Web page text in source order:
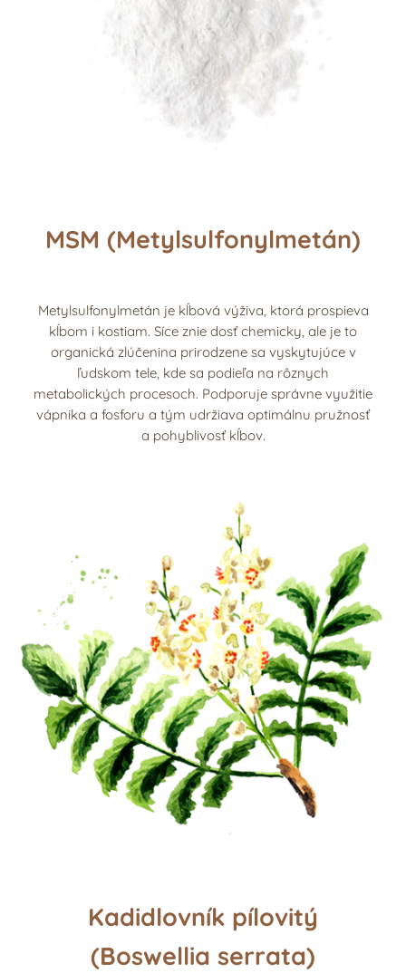
MSM (Metylsulfonylmetán)
Metylsulfonylmetán je kĺbová výživa, ktorá prospieva
kĺbom i kostiam. Síce znie dosť chemicky, ale je to
organická zlúčenina prirodzene sa vyskytujúce v
ľudskom tele, kde sa podieľa na rôznych
metabolických procesoch. Podporuje správne využitie
vápnika a fosforu a tým udržiava optimálnu pružnosť
a pohyblivosť kĺbov.
Kadidlovník pílovitý
(Boswellia serrata)